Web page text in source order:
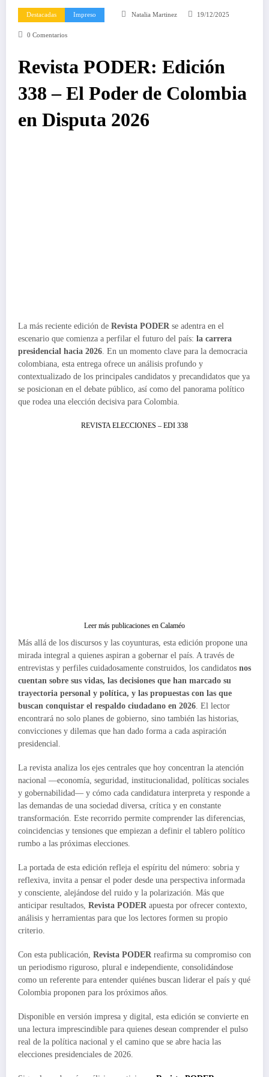
Destacadas Impreso Natalia Martinez 19/12/2025
0 Comentarios
Revista PODER: Edición
338 – El Poder de Colombia
en Disputa 2026
La más reciente edición de Revista PODER se adentra en el
escenario que comienza a perfilar el futuro del país: la carrera
presidencial hacia 2026. En un momento clave para la democracia
colombiana, esta entrega ofrece un análisis profundo y
contextualizado de los principales candidatos y precandidatos que ya
se posicionan en el debate público, así como del panorama político
que rodea una elección decisiva para Colombia.
REVISTA ELECCIONES – EDI 338
Leer más publicaciones en Calaméo
Más allá de los discursos y las coyunturas, esta edición propone una
mirada integral a quienes aspiran a gobernar el país. A través de
entrevistas y perfiles cuidadosamente construidos, los candidatos nos
cuentan sobre sus vidas, las decisiones que han marcado su
trayectoria personal y política, y las propuestas con las que
buscan conquistar el respaldo ciudadano en 2026 . El lector
encontrará no solo planes de gobierno, sino también las historias,
convicciones y dilemas que han dado forma a cada aspiración
presidencial.
La revista analiza los ejes centrales que hoy concentran la atención
nacional —economía, seguridad, institucionalidad, políticas sociales
y gobernabilidad— y cómo cada candidatura interpreta y responde a
las demandas de una sociedad diversa, crítica y en constante
transformación. Este recorrido permite comprender las diferencias,
coincidencias y tensiones que empiezan a definir el tablero político
rumbo a las próximas elecciones.
La portada de esta edición refleja el espíritu del número: sobria y
reflexiva, invita a pensar el poder desde una perspectiva informada
y consciente, alejándose del ruido y la polarización. Más que
anticipar resultados, Revista PODER apuesta por ofrecer contexto,
análisis y herramientas para que los lectores formen su propio
criterio.
Con esta publicación, Revista PODER reafirma su compromiso con
un periodismo riguroso, plural e independiente, consolidándose
como un referente para entender quiénes buscan liderar el país y qué
Colombia proponen para los próximos años.
Disponible en versión impresa y digital, esta edición se convierte en
una lectura imprescindible para quienes desean comprender el pulso
real de la política nacional y el camino que se abre hacia las
elecciones presidenciales de 2026.